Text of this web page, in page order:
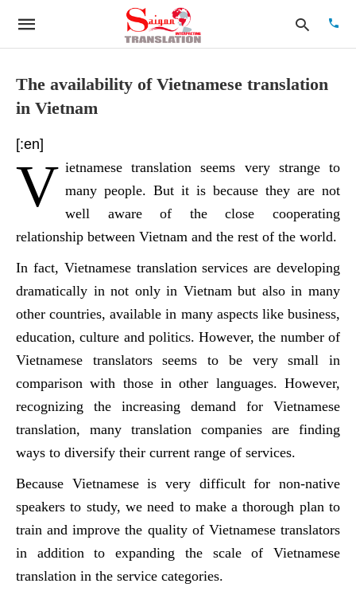
query
and
hit
The availability of Vietnamese translation
in Vietnam
[:en]
V ietnamese translation seems very strange to
many people. But it is because they are not
well aware of the close cooperating
relationship between Vietnam and the rest of the world.
In fact, Vietnamese translation services are developing
dramatically in not only in Vietnam but also in many
other countries, available in many aspects like business,
education, culture and politics. However, the number of
Vietnamese translators seems to be very small in
comparison with those in other languages. However,
recognizing the increasing demand for Vietnamese
translation, many translation companies are finding
ways to diversify their current range of services.
Because Vietnamese is very difficult for non-native
speakers to study, we need to make a thorough plan to
train and improve the quality of Vietnamese translators
in addition to expanding the scale of Vietnamese
translation in the service categories.